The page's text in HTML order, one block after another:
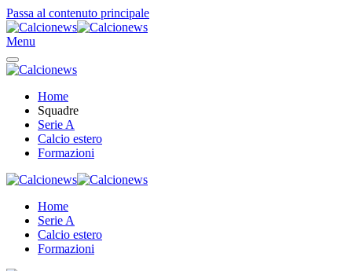
Passa al contenuto principale
Menu
Home
Squadre
Serie A
Calcio estero
Formazioni
Home
Serie A
Calcio estero
Formazioni